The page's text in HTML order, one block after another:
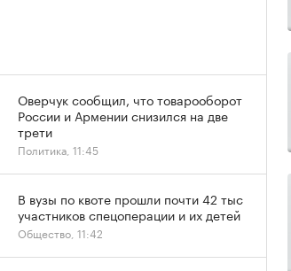
Оверчук сообщил, что товарооборот
России и Армении снизился на две
трети
Политика, 11:45
В вузы по квоте прошли почти 42 тыс
участников спецоперации и их детей
Общество, 11:42